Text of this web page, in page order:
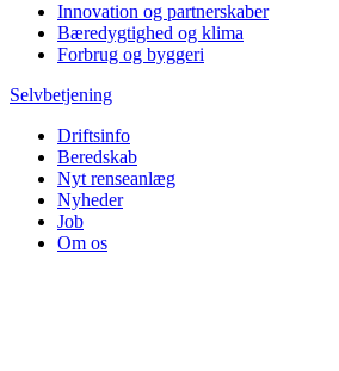
Innovation og partnerskaber
Bæredygtighed og klima
Forbrug og byggeri
Selvbetjening
Driftsinfo
Beredskab
Nyt renseanlæg
Nyheder
Job
Om os